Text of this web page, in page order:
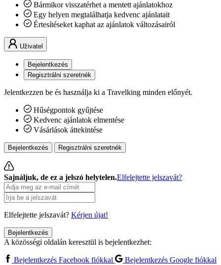
Bármikor visszatérhet a mentett ajánlatokhoz
Egy helyen megtalálhatja kedvenc ajánlatait
Értesítéseket kaphat az ajánlatok változásairól
Uživatel
Bejelentkezés
Regisztrálni szeretnék
Jelentkezzen be és használja ki a Travelking minden előnyét.
Hűségpontok gyűjtése
Kedvenc ajánlatok elmentése
Vásárlások áttekintése
Bejelentkezés Regisztrálni szeretnék
Sajnáljuk, de ez a jelszó helytelen.Elfelejtette jelszavát?
Elfelejtette jelszavát? Kérjen újat!
Bejelentkezés
A közösségi oldalán keresztül is bejelentkezhet:
Bejelentkezés Facebook fiókkal
Bejelentkezés Google fiókkal